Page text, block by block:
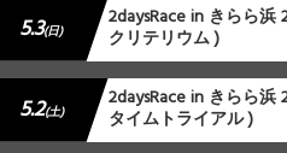
5.3(日) 2daysRace in きらら浜
クリテリウム )
5.2(土) 2daysRace in きらら浜
タイムトライアル )